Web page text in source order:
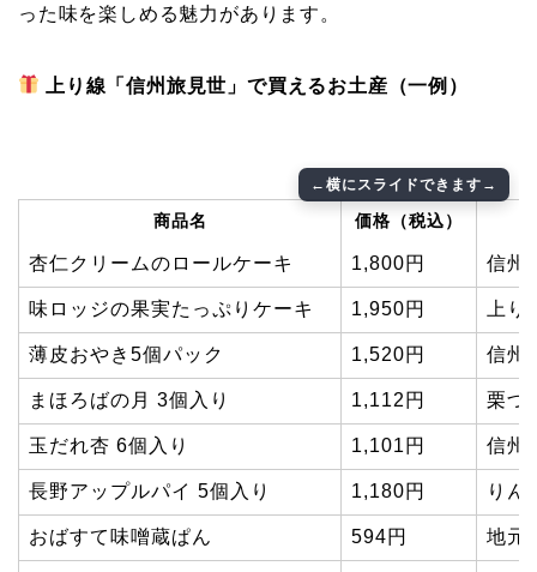
った味を楽しめる魅力があります。
上り線「信州旅見世」で買えるお土産（一例）
商品名 価格（税込）
杏仁クリームのロールケーキ 1,800円 信州
味ロッジの果実たっぷりケーキ 1,950円 上
薄皮おやき5個パック 1,520円 信州
まほろばの月 3個入り 1,112円 栗づ
玉だれ杏 6個入り 1,101円 信州
長野アップルパイ 5個入り 1,180円 りん
おばすて味噌蔵ぱん 594円 地元